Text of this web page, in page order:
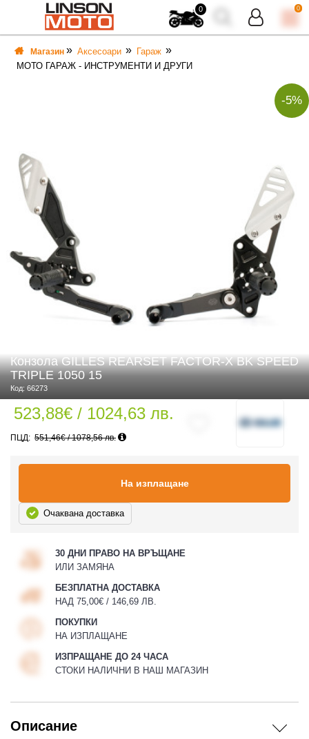
ЕКИПИРОВКА
0 0
Магазин Аксесоари
Гараж
МОТО ГАРАЖ - ИНСТРУМЕНТИ И ДРУГИ
-5%
Конзола GILLES REARSET FACTOR-X BK SPEED
TRIPLE 1050 15
Код: 66273
523,88€ / 1024,63 лв.
551,46€ / 1078,56 лв.
На изплащане
Очаквана доставка
30 ДНИ ПРАВО НА ВРЪЩАНЕ
ИЛИ ЗАМЯНА
БЕЗПЛАТНА ДОСТАВКА
НАД 75,00€ / 146,69 ЛВ.
ПОКУПКИ
НА ИЗПЛАЩАНЕ
ИЗПРАЩАНЕ ДО 24 ЧАСА
СТОКИ НАЛИЧНИ В НАШ МАГАЗИН
Описание